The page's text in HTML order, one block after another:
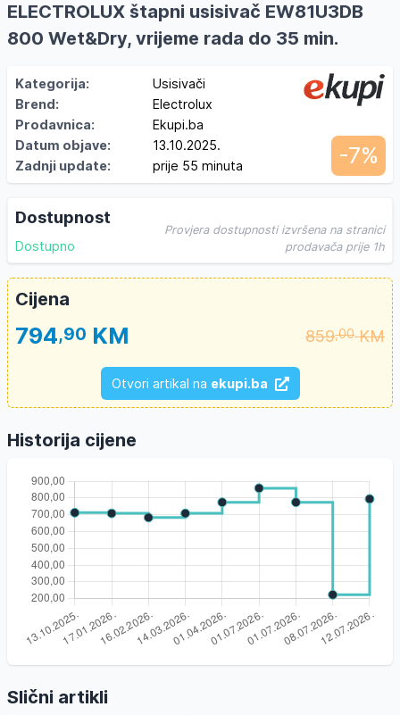
ELECTROLUX štapni usisivač EW81U3DB
800 Wet&Dry, vrijeme rada do 35 min.
Kategorija:
Usisivači
Brend:
Electrolux
Prodavnica:
Ekupi.ba
Datum objave:
13.10.2025.
Zadnji update:
prije 55 minuta -7%
Dostupnost
Dostupno
Provjera dostupnosti izvršena na stranici
prodavača prije 1h
Cijena
794,90 KM 859,00KM
Otvori artikal na ekupi.ba
Historija cijene
Slični artikli